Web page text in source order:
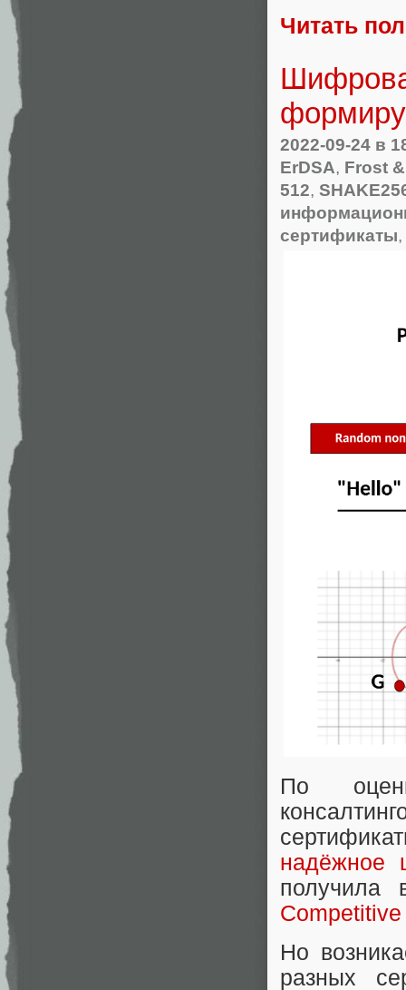
Читать
2022-09-24 в
ErDSA, Frost
512,
сертификаты,
По
надёжное
получила
Но
разных